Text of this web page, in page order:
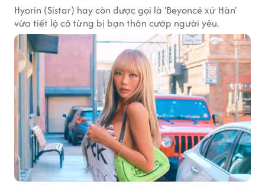
Hyorin (Sistar) hay còn được gọi là 'Beyoncé xứ Hàn'
vừa tiết lộ cô từng bị bạn thân cướp người yêu.